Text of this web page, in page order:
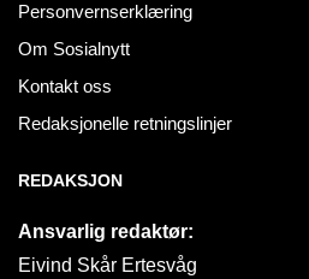
Personvernserklæring
Om Sosialnytt
Kontakt oss
Redaksjonelle retningslinjer
REDAKSJON
Ansvarlig redaktør:
Eivind Skår Ertesvåg